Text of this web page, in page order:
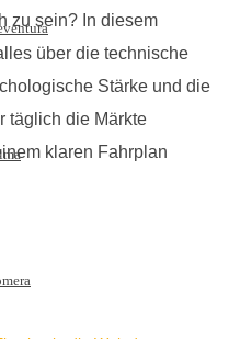
zu sein? In diesem
über die technische
Stärke und die
täglich die Märkte
klaren Fahrplan